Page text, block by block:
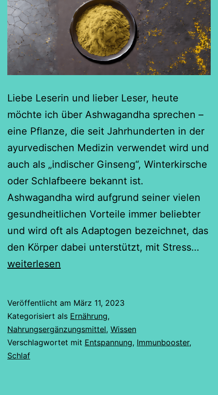
Liebe Leserin und lieber Leser, heute
möchte ich über Ashwagandha sprechen –
eine Pflanze, die seit Jahrhunderten in der
ayurvedischen Medizin verwendet wird und
auch als „indischer Ginseng“, Winterkirsche
oder Schlafbeere bekannt ist.
Ashwagandha wird aufgrund seiner vielen
gesundheitlichen Vorteile immer beliebter
und wird oft als Adaptogen bezeichnet, das
den Körper dabei unterstützt, mit Stress…
weiterlesen
Veröffentlicht am März 11, 2023
Kategorisiert als Ernährung,
Nahrungsergänzungsmittel, Wissen
Verschlagwortet mit Entspannung, Immunbooster,
Schlaf